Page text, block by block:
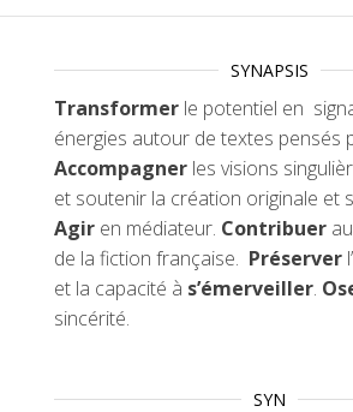
SYNAPSIS
Transformer le potentiel en
énergies autour de textes pensés
Accompagner les visions
et soutenir la création originale et
Agir en médiateur. Contribuer
de la fiction française. Préserver
et la capacité à s’émerveiller.
sincérité.
SYN